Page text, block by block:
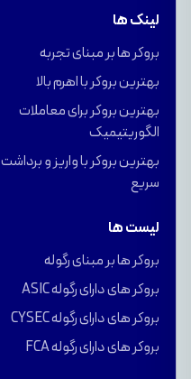
لینک ها
بروکر ها بر مبنای تجربه
بهترین بروکر با اهرم بالا
بهترین بروکر برای معاملات
الگوریتیمیک
بهترین بروکر با واریز و برداشت
سریع
لیست ها
بروکر ها بر مبنای رگوله
بروکر های دارای رگوله ASIC
بروکر های دارای رگوله CYSEC
بروکر های دارای رگوله FCA